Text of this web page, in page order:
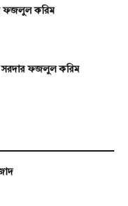
ফজলুল করিম
সরদার ফজলুল করিম